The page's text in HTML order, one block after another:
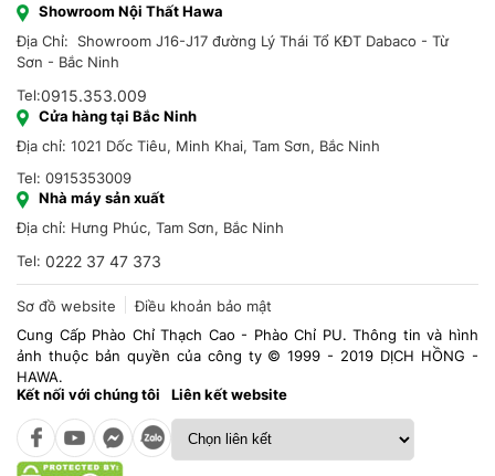
Showroom Nội Thất Hawa
Địa Chỉ: Showroom J16-J17 đường Lý Thái Tổ KĐT Dabaco - Từ
Sơn - Bắc Ninh
Tel:0915.353.009
Cửa hàng tại Bắc Ninh
Địa chỉ: 1021 Dốc Tiêu, Minh Khai, Tam Sơn, Bắc Ninh
Tel: 0915353009
Nhà máy sản xuất
Địa chỉ: Hưng Phúc, Tam Sơn, Bắc Ninh
Tel: 0222 37 47 373
Sơ đồ website
Điều khoản bảo mật
Cung Cấp Phào Chỉ Thạch Cao - Phào Chỉ PU. Thông tin và hình
ảnh thuộc bản quyền của công ty © 1999 - 2019 DỊCH HỒNG -
HAWA.
Kết nối với chúng tôi
Liên kết website